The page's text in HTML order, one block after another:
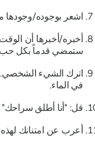
اشعر بوجوده/وجودها
أخبره/أخبرها أن
ستمضي قدماً بكل حب
اترك الشيء الشخصي.
في الماء.
قل: "أنا أطلق سراحك"
أعرب عن امتنانك لهذه